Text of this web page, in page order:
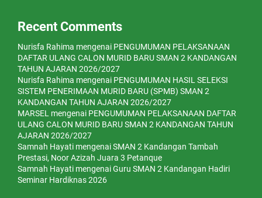
Recent Comments
Nurisfa Rahima mengenai PENGUMUMAN PELAKSANAAN
DAFTAR ULANG CALON MURID BARU SMAN 2 KANDANGAN
TAHUN AJARAN 2026/2027
Nurisfa Rahima mengenai PENGUMUMAN HASIL SELEKSI
SISTEM PENERIMAAN MURID BARU (SPMB) SMAN 2
KANDANGAN TAHUN AJARAN 2026/2027
MARSEL mengenai PENGUMUMAN PELAKSANAAN DAFTAR
ULANG CALON MURID BARU SMAN 2 KANDANGAN TAHUN
AJARAN 2026/2027
Samnah Hayati mengenaiSMAN 2 Kandangan Tambah
Prestasi, Noor Azizah Juara 3 Petanque
Samnah Hayati mengenaiGuru SMAN 2 Kandangan Hadiri
Seminar Hardiknas 2026